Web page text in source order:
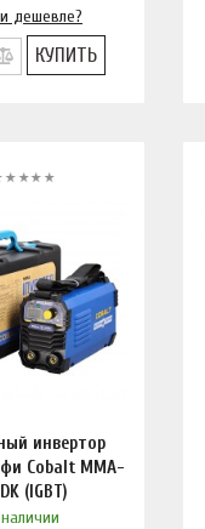
дешевле?
КУПИТЬ
инвертор
Cobalt MMA-
(IGBT)